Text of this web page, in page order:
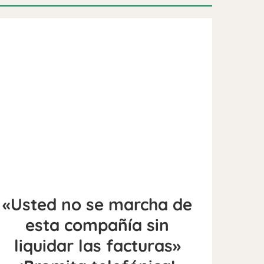
«Usted no se marcha de
esta compañía sin
liquidar las facturas»